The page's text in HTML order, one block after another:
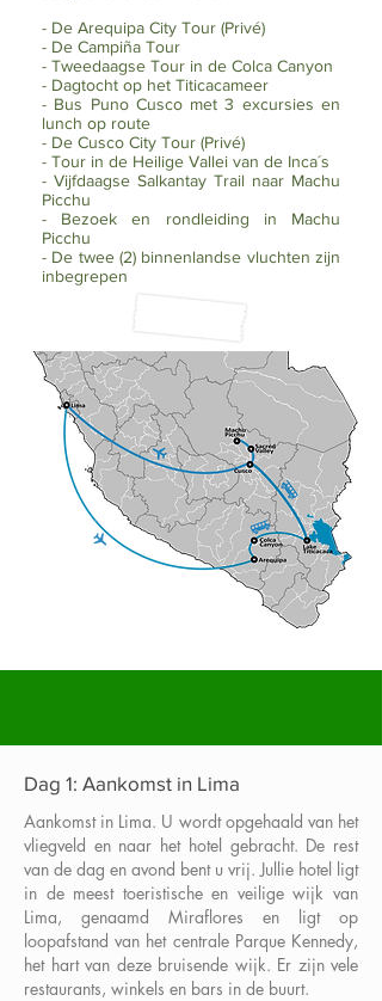
- De Arequipa City Tour (Privé)
- De Campiña Tour
- Tweedaagse Tour in de Colca Canyon
- Dagtocht op het Titicacameer
- Bus Puno Cusco met 3 excursies en
lunch op route
- De Cusco City Tour (Privé)
- Tour in de Heilige Vallei van de Inca´s
- Vijfdaagse Salkantay Trail naar Machu
Picchu
- Bezoek en rondleiding in Machu
Picchu
- De twee (2) binnenlandse vluchten zijn
inbegrepen
Dag 1: Aankomst in Lima
Aankomst in Lima. U wordt opgehaald van het
vliegveld en naar het hotel gebracht. De rest
van de dag en avond bent u vrij. Jullie hotel ligt
in de meest toeristische en veilige wijk van
Lima, genaamd Miraflores en ligt op
loopafstand van het centrale Parque Kennedy,
het hart van deze bruisende wijk. Er zijn vele
restaurants, winkels en bars in de buurt.